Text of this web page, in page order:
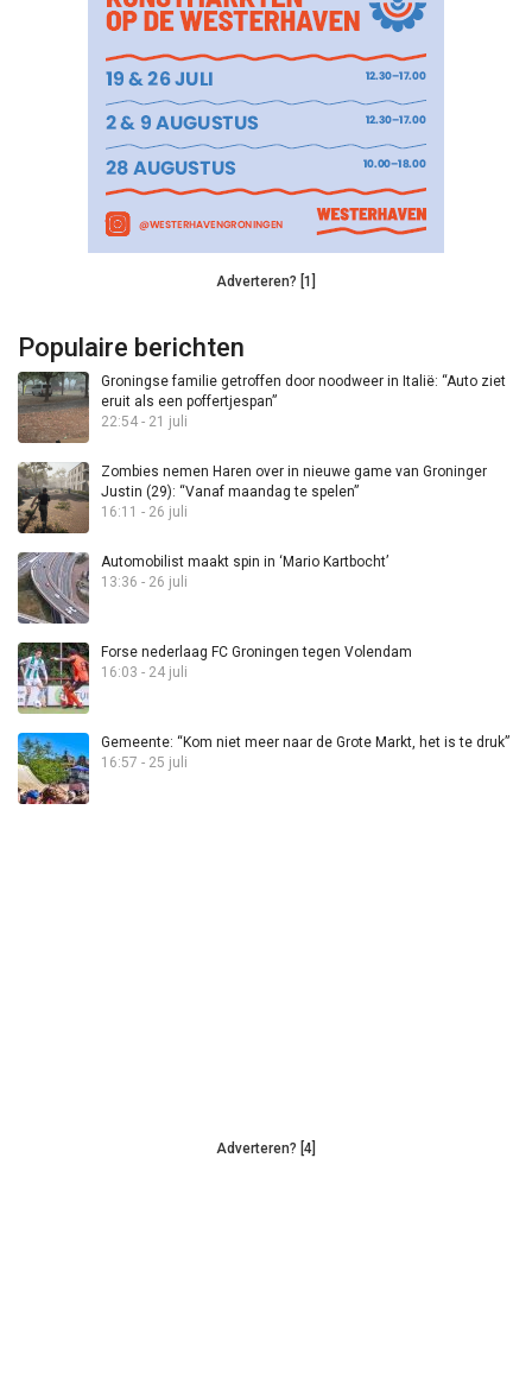
Adverteren? [1]
Populaire berichten
Groningse familie getroffen door noodweer in Italië: “Auto ziet
eruit als een poffertjespan”
22:54 - 21 juli
Zombies nemen Haren over in nieuwe game van Groninger
Justin (29): “Vanaf maandag te spelen”
16:11 - 26 juli
Automobilist maakt spin in ‘Mario Kartbocht’
13:36 - 26 juli
Forse nederlaag FC Groningen tegen Volendam
16:03 - 24 juli
Gemeente: “Kom niet meer naar de Grote Markt, het is te druk”
16:57 - 25 juli
Adverteren? [4]